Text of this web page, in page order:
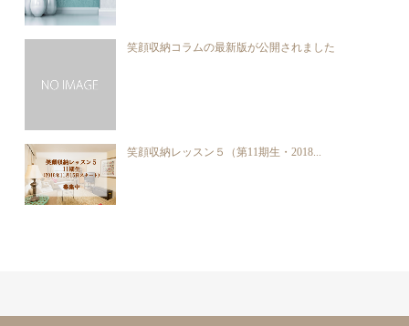
笑顔収納コラムの最新版が公開されました
笑顔収納レッスン５（第11期生・2018...